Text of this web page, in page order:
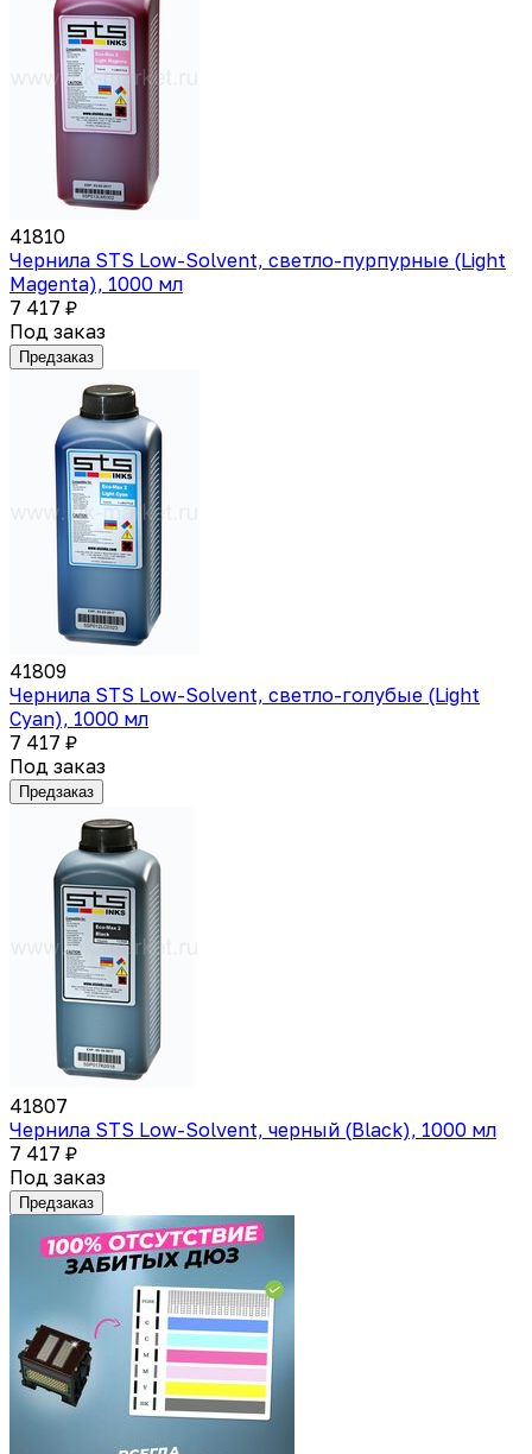
41810
Чернила STS Low-Solvent, светло-пурпурные (Light
Magenta), 1000 мл
7 417 ₽
Под заказ
Предзаказ
41809
Чернила STS Low-Solvent, светло-голубые (Light
Cyan), 1000 мл
7 417 ₽
Под заказ
Предзаказ
41807
Чернила STS Low-Solvent, черный (Black), 1000 мл
7 417 ₽
Под заказ
Предзаказ